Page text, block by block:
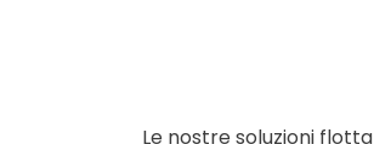
Le nostre soluzioni flotta